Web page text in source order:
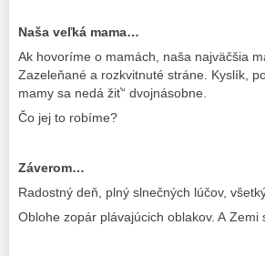
Naša veľká mama…
Ak hovoríme o mamách, naša najväčšia
Zazeleňané a rozkvitnuté stráne. Kyslík,
mamy sa nedá žiť“ dvojnásobne.
Čo jej to robíme?
Záverom…
Radostný deň, plný slnečných lúčov,
Oblohe zopár plávajúcich oblakov. A